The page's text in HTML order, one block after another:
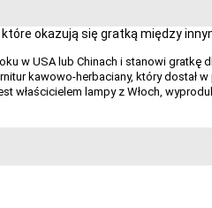
okazują się gratką między
w USA lub Chinach i stanowi gratkę
kawowo-herbaciany, który dostał
właścicielem lampy z Włoch,